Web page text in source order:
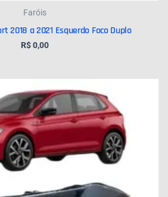
Faróis
2018 a 2021 Esquerdo Foco Duplo
R$0,00